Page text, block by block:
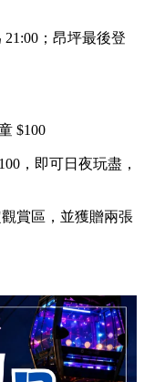
；昂坪最後登
$100
，即可日夜玩盡，
賞區，並獲贈兩張